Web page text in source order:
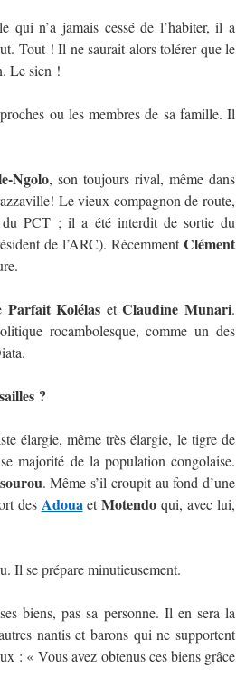
qui n’a jamais cessé de l’habiter, il a
Tout ! Il ne saurait alors tolérer que le
Le sien !
ou les membres de sa famille. Il
Ngolo, son toujours rival, même dans
Le vieux compagnon de route,
du PCT ; il a été interdit de sortie du
de l’ARC). RécemmentClément
Parfait Kolélas etClaudine Munari.
rocambolesque, comme un des
?
élargie, même très élargie, le tigre de
majorité de la population congolaise.
. Même s’il croupit au fond d’une
des Adoua etMotendo qui, avec lui,
Il se prépare minutieusement.
biens, pas sa personne. Il en sera la
nantis et barons qui ne supportent
: « Vous avez obtenus ces biens grâce